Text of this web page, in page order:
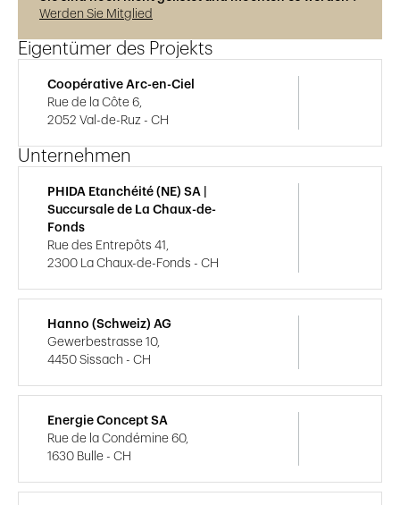
Werden Sie Mitglied
Eigentümer des Projekts
Coopérative Arc-en-Ciel
Rue de la Côte 6,
2052 Val-de-Ruz - CH
Unternehmen
PHIDA Etanchéité (NE) SA |
Succursale de La Chaux-de-
Fonds
Rue des Entrepôts 41,
2300 La Chaux-de-Fonds - CH
Hanno (Schweiz) AG
Gewerbestrasse 10,
4450 Sissach - CH
Energie Concept SA
Rue de la Condémine 60,
1630 Bulle - CH